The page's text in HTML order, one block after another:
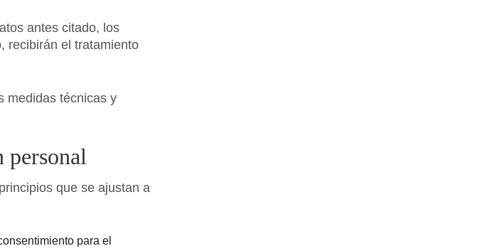
antes citado, los
recibirán el tratamiento
medidas técnicas y
personal
que se ajustan a
para el